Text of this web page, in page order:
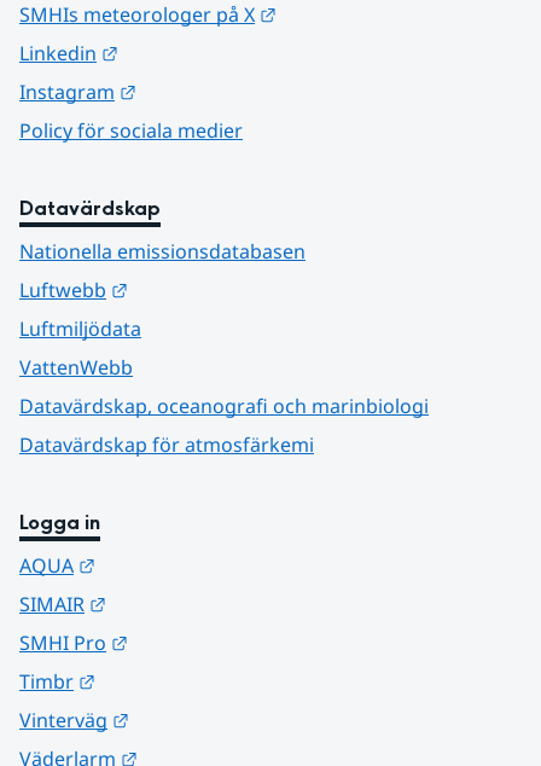
SMHIs meteorologer på X
Linkedin
Instagram
Policy för sociala medier
Datavärdskap
Nationella emissionsdatabasen
Luftwebb
Luftmiljödata
VattenWebb
Datavärdskap, oceanografi och marinbiologi
Datavärdskap för atmosfärkemi
Logga in
AQUA
SIMAIR
SMHI Pro
Timbr
Vinterväg
Väderlarm